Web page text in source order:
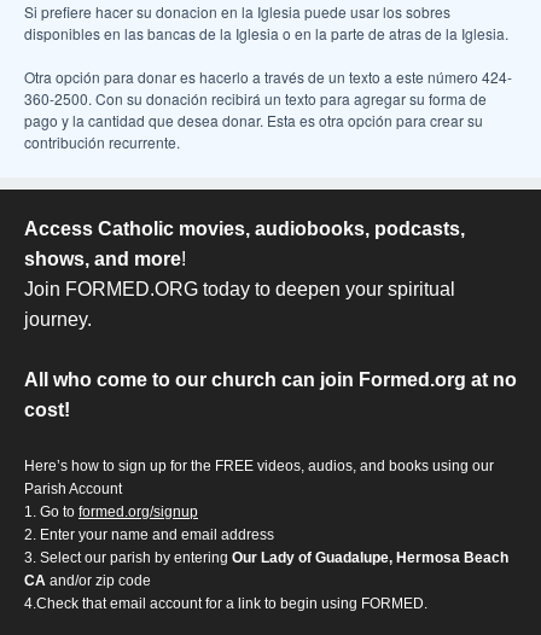
Si prefiere hacer su donacion en la Iglesia puede usar los sobres
disponibles en las bancas de la Iglesia o en la parte de atras de la Iglesia.
Otra opción para donar es hacerlo a través de un texto a este número 424-
360-2500. Con su donación recibirá un texto para agregar su forma de
pago y la cantidad que desea donar. Esta es otra opción para crear su
contribución recurrente.
Access Catholic movies, audiobooks, podcasts,
shows, and more!
Join FORMED.ORG today to deepen your spiritual
journey.
All
who come to our church can join Formed.org at no
cost!
Here’s how to sign up for the FREE videos, audios, and books using our
Parish Account
1. Go to formed.org/signup
2. Enter your name and email address
3. Select our parish by entering Our Lady of Guadalupe, Hermosa Beach
CA and/or zip code
4.Check that email account for a link to begin using FORMED.